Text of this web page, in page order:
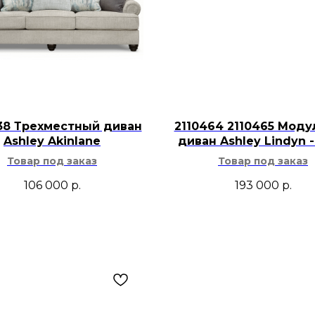
сервировочном
Тёмный металл
цветным стеклом,
рождественского
Компактный
небольшое
любителя
Трехместный диван
Ashley Akinlane
Товар под заказ
106 000 р.
2110464 2110465
диван Ashley Lindyn
Товар под заказ
193 000 р.